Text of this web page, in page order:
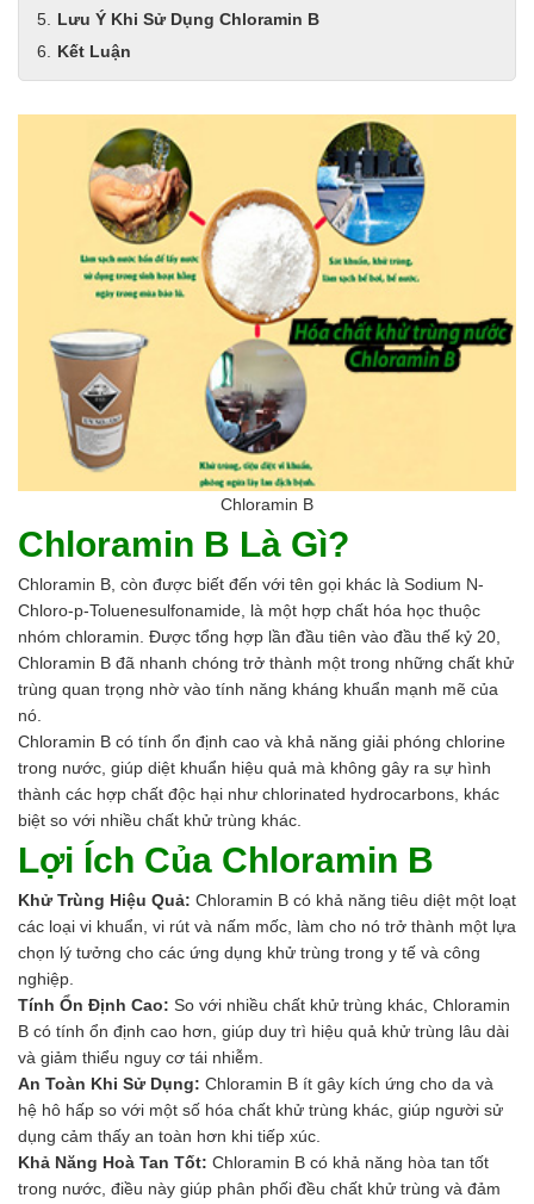
Lưu Ý Khi Sử Dụng Chloramin B
Kết Luận
Chloramin B
Chloramin B Là Gì?
Chloramin B, còn được biết đến với tên gọi khác là Sodium N-
Chloro-p-Toluenesulfonamide, là một hợp chất hóa học thuộc
nhóm chloramin. Được tổng hợp lần đầu tiên vào đầu thế kỷ 20,
Chloramin B đã nhanh chóng trở thành một trong những chất khử
trùng quan trọng nhờ vào tính năng kháng khuẩn mạnh mẽ của
nó.
Chloramin B có tính ổn định cao và khả năng giải phóng chlorine
trong nước, giúp diệt khuẩn hiệu quả mà không gây ra sự hình
thành các hợp chất độc hại như chlorinated hydrocarbons, khác
biệt so với nhiều chất khử trùng khác.
Lợi Ích Của Chloramin B
Khử Trùng Hiệu Quả: Chloramin B có khả năng tiêu diệt một loạt
các loại vi khuẩn, vi rút và nấm mốc, làm cho nó trở thành một lựa
chọn lý tưởng cho các ứng dụng khử trùng trong y tế và công
nghiệp.
Tính Ổn Định Cao: So với nhiều chất khử trùng khác, Chloramin
B có tính ổn định cao hơn, giúp duy trì hiệu quả khử trùng lâu dài
và giảm thiểu nguy cơ tái nhiễm.
An Toàn Khi Sử Dụng: Chloramin B ít gây kích ứng cho da và
hệ hô hấp so với một số hóa chất khử trùng khác, giúp người sử
dụng cảm thấy an toàn hơn khi tiếp xúc.
Khả Năng Hoà Tan Tốt: Chloramin B có khả năng hòa tan tốt
trong nước, điều này giúp phân phối đều chất khử trùng và đảm